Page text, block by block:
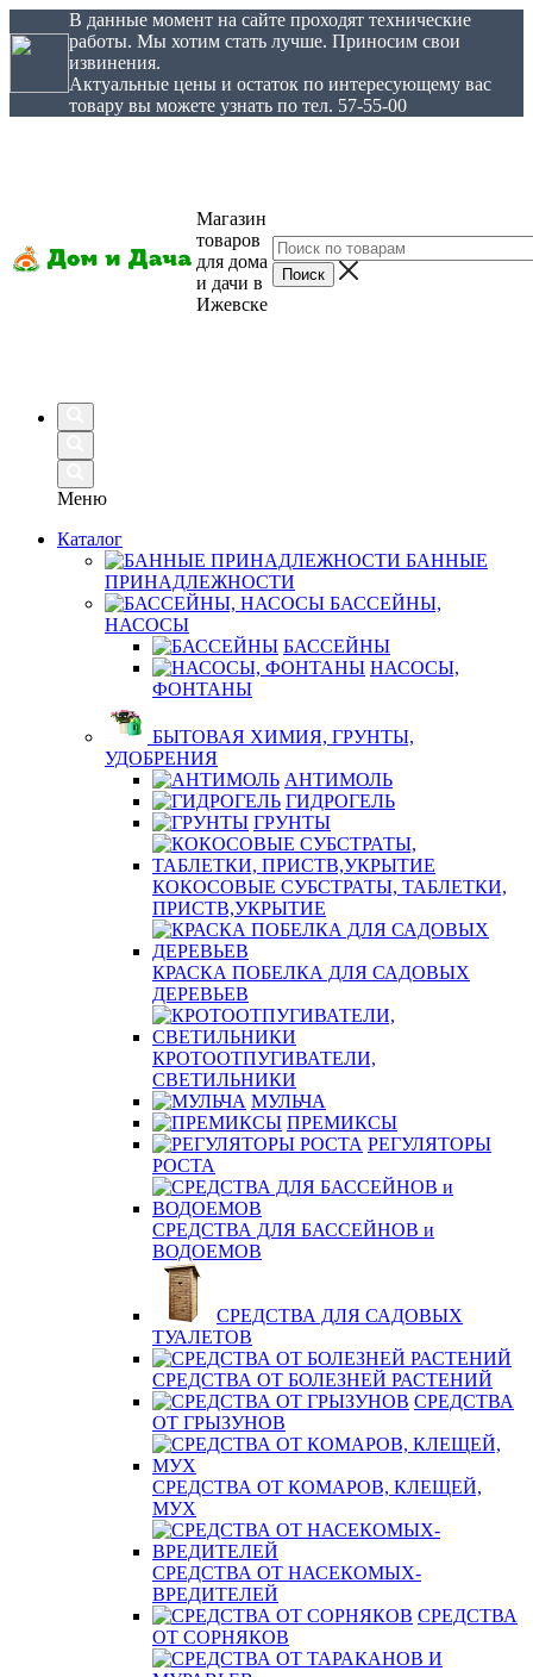
В данные момент на сайте проходят технические
работы. Мы хотим стать лучше. Приносим свои
извинения.
Актуальные цены и остаток по интересующему вас
товару вы можете узнать по тел. 57-55-00
Магазин
товаров
для дома
и дачи в
Ижевске
Меню
Каталог
БАННЫЕ
ПРИНАДЛЕЖНОСТИ
БАССЕЙНЫ,
НАСОСЫ
БАССЕЙНЫ
НАСОСЫ,
ФОНТАНЫ
БЫТОВАЯ ХИМИЯ, ГРУНТЫ,
УДОБРЕНИЯ
АНТИМОЛЬ
ГИДРОГЕЛЬ
ГРУНТЫ
КОКОСОВЫЕ СУБСТРАТЫ, ТАБЛЕТКИ,
ПРИСТВ,УКРЫТИЕ
КРАСКА ПОБЕЛКА ДЛЯ САДОВЫХ
ДЕРЕВЬЕВ
КРОТООТПУГИВАТЕЛИ,
СВЕТИЛЬНИКИ
МУЛЬЧА
ПРЕМИКСЫ
РЕГУЛЯТОРЫ
РОСТА
СРЕДСТВА ДЛЯ БАССЕЙНОВ и
ВОДОЕМОВ
СРЕДСТВА ДЛЯ САДОВЫХ
ТУАЛЕТОВ
СРЕДСТВА ОТ БОЛЕЗНЕЙ РАСТЕНИЙ
СРЕДСТВА
ОТ ГРЫЗУНОВ
СРЕДСТВА ОТ КОМАРОВ, КЛЕЩЕЙ,
МУХ
СРЕДСТВА ОТ НАСЕКОМЫХ-
ВРЕДИТЕЛЕЙ
СРЕДСТВА
ОТ СОРНЯКОВ